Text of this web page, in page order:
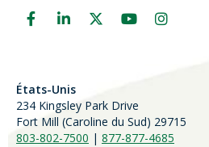
États-Unis
234 Kingsley Park Drive
Fort Mill (Caroline du Sud) 29715
803-802-7500 | 877-877-4685